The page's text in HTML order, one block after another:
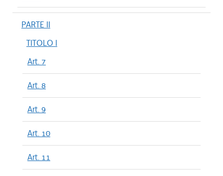
PARTE II
TITOLO I
Art. 7
Art. 8
Art. 9
Art. 10
Art. 11